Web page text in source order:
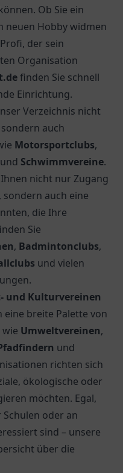
Ob Sie ein
neuen Hobby widmen
der sein
Organisation
finden Sie schnell
Einrichtung.
Verzeichnis nicht
sondern auch
Motorsportclubs,
und Schwimmvereine.
nicht nur Zugang
auch eine
die Ihre
Sie
, Badmintonclubs,
und vielen
und Kulturvereinen
eine breite Palette von
Umweltvereinen,
und
richten sich
ökologische oder
möchten. Egal,
oder an
sind – unsere
über die